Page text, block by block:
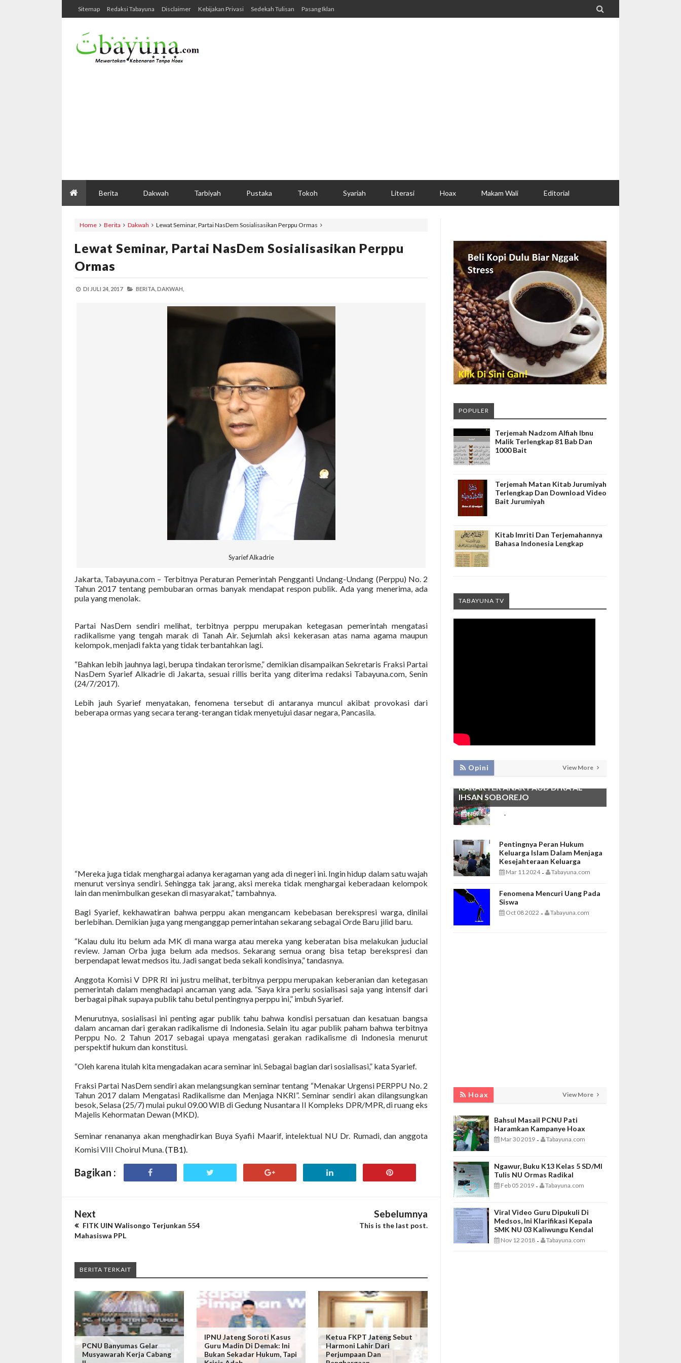
Sitemap Redaksi Tabayuna Disclaimer Kebijakan Privasi Sedekah Tulisan Pasang Iklan 
Berita Dakwah Tarbiyah Pustaka Tokoh Syariah Literasi Hoax Makam Wali Editorial
Home Berita Dakwah Lewat Seminar, Partai NasDem Sosialisasikan Perppu Ormas
Lewat Seminar, Partai NasDem Sosialisasikan Perppu
Ormas
DI JULI 24, 2017 BERITA, DAKWAH,
Syarief Alkadrie
Jakarta, Tabayuna.com – Terbitnya Peraturan Pemerintah Pengganti Undang-Undang (Perppu) No. 2
Tahun 2017 tentang pembubaran ormas banyak mendapat respon publik. Ada yang menerima, ada
pula yang menolak.
Partai NasDem sendiri melihat, terbitnya perppu merupakan ketegasan pemerintah mengatasi
radikalisme yang tengah marak di Tanah Air. Sejumlah aksi kekerasan atas nama agama maupun
kelompok, menjadi fakta yang tidak terbantahkan lagi.
“Bahkan lebih jauhnya lagi, berupa tindakan terorisme,” demikian disampaikan Sekretaris Fraksi Partai
NasDem Syarief Alkadrie di Jakarta, sesuai rillis berita yang diterima redaksi Tabayuna.com, Senin
(24/7/2017).
Lebih jauh Syarief menyatakan, fenomena tersebut di antaranya muncul akibat provokasi dari
beberapa ormas yang secara terang-terangan tidak menyetujui dasar negara, Pancasila.
“Mereka juga tidak menghargai adanya keragaman yang ada di negeri ini. Ingin hidup dalam satu wajah
menurut versinya sendiri. Sehingga tak jarang, aksi mereka tidak menghargai keberadaan kelompok
lain dan menimbulkan gesekan di masyarakat,” tambahnya.
Bagi Syarief, kekhawatiran bahwa perppu akan mengancam kebebasan berekspresi warga, dinilai
berlebihan. Demikian juga yang menganggap pemerintahan sekarang sebagai Orde Baru jilid baru.
“Kalau dulu itu belum ada MK di mana warga atau mereka yang keberatan bisa melakukan juducial
review. Jaman Orba juga belum ada medsos. Sekarang semua orang bisa tetap berekspresi dan
berpendapat lewat medsos itu. Jadi sangat beda sekali kondisinya,” tandasnya.
Anggota Komisi V DPR RI ini justru melihat, terbitnya perppu merupakan keberanian dan ketegasan
pemerintah dalam menghadapi ancaman yang ada. “Saya kira perlu sosialisasi saja yang intensif dari
berbagai pihak supaya publik tahu betul pentingnya perppu ini,” imbuh Syarief.
Menurutnya, sosialisasi ini penting agar publik tahu bahwa kondisi persatuan dan kesatuan bangsa
dalam ancaman dari gerakan radikalisme di Indonesia. Selain itu agar publik paham bahwa terbitnya
Perppu No. 2 Tahun 2017 sebagai upaya mengatasi gerakan radikalisme di Indonesia menurut
perspektif hukum dan konstitusi.
“Oleh karena itulah kita mengadakan acara seminar ini. Sebagai bagian dari sosialisasi,” kata Syarief.
Fraksi Partai NasDem sendiri akan melangsungkan seminar tentang “Menakar Urgensi PERPPU No. 2
Tahun 2017 dalam Mengatasi Radikalisme dan Menjaga NKRI”. Seminar sendiri akan dilangsungkan
besok, Selasa (25/7) mulai pukul 09.00 WIB di Gedung Nusantara II Kompleks DPR/MPR, di ruang eks
Majelis Kehormatan Dewan (MKD).
Seminar renananya akan menghadirkan Buya Syafii Maarif, intelektual NU Dr. Rumadi, dan anggota
Komisi VIII Choirul Muna.(TB1).
Bagikan :
Next
FITK UIN Walisongo Terjunkan 554
Mahasiswa PPL
Sebelumnya
This is the last post.
BERITA TERKAIT
PCNU Banyumas Gelar
Musyawarah Kerja Cabang
IPNU Jateng Soroti Kasus
Guru Madin Di Demak: Ini
Bukan Sekadar Hukum, Tapi
Ketua FKPT Jateng Sebut
Harmoni Lahir Dari
Perjumpaan Dan
POPULER
Terjemah Nadzom Alfiah Ibnu
Malik Terlengkap 81 Bab Dan
1000 Bait
Terjemah Matan Kitab Jurumiyah
Terlengkap Dan Download Video
Bait Jurumiyah
Kitab Imriti Dan Terjemahannya
Bahasa Indonesia Lengkap
TABAYUNA TV
Opini View More
PEMBIASAAN SHALAT DHUHA DAN
MENGAJI SEBAGAI FONDASI
KARAKTER ANAK PAUD DI RA AL
IHSAN SOBOREJO
Nov 13 2025 -
Pentingnya Peran Hukum
Keluarga Islam Dalam Menjaga
Kesejahteraan Keluarga
Mar 11 2024 - Tabayuna.com
Fenomena Mencuri Uang Pada
Siswa
Oct 08 2022 - Tabayuna.com
Hoax View More
Bahsul Masail PCNU Pati
Haramkan Kampanye Hoax
Mar 30 2019 - Tabayuna.com
Ngawur, Buku K13 Kelas 5 SD/MI
Tulis NU Ormas Radikal
Feb 05 2019 - Tabayuna.com
Viral Video Guru Dipukuli Di
Medsos, Ini Klarifikasi Kepala
SMK NU 03 Kaliwungu Kendal
Nov 12 2018 - Tabayuna.com